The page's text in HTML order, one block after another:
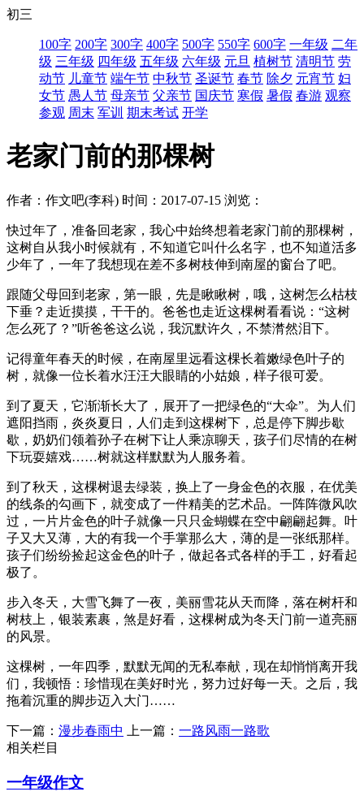
初三
100字 200字 300字 400字 500字 550字 600字 一年级 二年
级 三年级 四年级 五年级 六年级 元旦 植树节 清明节 劳
动节 儿童节 端午节 中秋节 圣诞节 春节 除夕 元宵节 妇
女节 愚人节 母亲节 父亲节 国庆节 寒假 暑假 春游 观察
参观 周末 军训 期末考试 开学
老家门前的那棵树
作者：作文吧(李科) 时间：2017-07-15 浏览：
快过年了，准备回老家，我心中始终想着老家门前的那棵树，
这树自从我小时候就有，不知道它叫什么名字，也不知道活多
少年了，一年了我想现在差不多树枝伸到南屋的窗台了吧。
跟随父母回到老家，第一眼，先是瞅瞅树，哦，这树怎么枯枝
下垂？走近摸摸，干干的。爸爸也走近这棵树看看说：“这树
怎么死了？”听爸爸这么说，我沉默许久，不禁潸然泪下。
记得童年春天的时候，在南屋里远看这棵长着嫩绿色叶子的
树，就像一位长着水汪汪大眼睛的小姑娘，样子很可爱。
到了夏天，它渐渐长大了，展开了一把绿色的“大伞”。为人们
遮阳挡雨，炎炎夏日，人们走到这棵树下，总是停下脚步歇
歇，奶奶们领着孙子在树下让人乘凉聊天，孩子们尽情的在树
下玩耍嬉戏……树就这样默默为人服务着。
到了秋天，这棵树退去绿装，换上了一身金色的衣服，在优美
的线条的勾画下，就变成了一件精美的艺术品。一阵阵微风吹
过，一片片金色的叶子就像一只只金蝴蝶在空中翩翩起舞。叶
子又大又薄，大的有我一个手掌那么大，薄的是一张纸那样。
孩子们纷纷捡起这金色的叶子，做起各式各样的手工，好看起
极了。
步入冬天，大雪飞舞了一夜，美丽雪花从天而降，落在树杆和
树枝上，银装素裹，煞是好看，这棵树成为冬天门前一道亮丽
的风景。
这棵树，一年四季，默默无闻的无私奉献，现在却悄悄离开我
们，我顿悟：珍惜现在美好时光，努力过好每一天。之后，我
拖着沉重的脚步迈入大门……
下一篇： 漫步春雨中 上一篇： 一路风雨一路歌
相关栏目
一年级作文